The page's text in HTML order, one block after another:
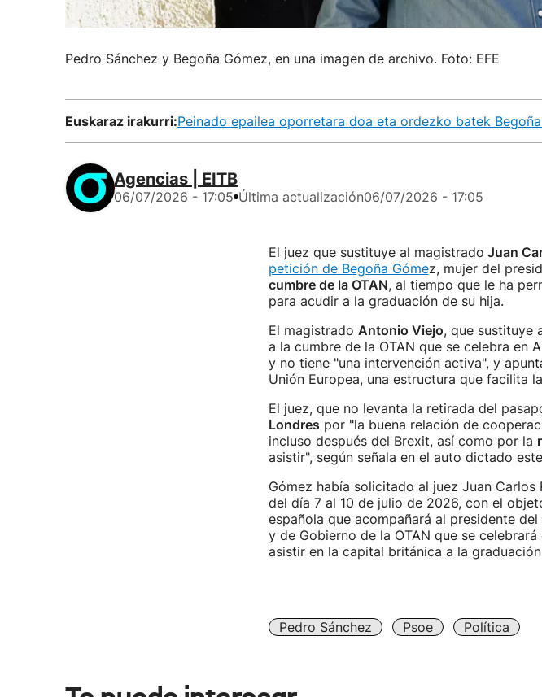
Pedro Sánchez y Begoña Gómez, en una imagen de archivo. Foto: EFE
Euskaraz irakurri:Peinado epailea oporretara doa eta ordezko batek
Agencias | EITB
06/07/2026 - 17:05 Última actualización06/07/2026 - 17:05
El juez que sustituye al magistrado Juan
petición de Begoña Gómez, mujer del
cumbre de la OTAN, al tiempo que le ha
para acudir a la graduación de su hija.
El magistrado Antonio Viejo, que sustituye
a la cumbre de la OTAN que se celebra en
y no tiene "una intervención activa", y
Unión Europea, una estructura que facilita la
El juez, que no levanta la retirada del
Londres por "la buena relación de
incluso después del Brexit, así como por la
asistir", según señala en el auto dictado
Gómez había solicitado al juez Juan
del día 7 al 10 de julio de 2026, con el
española que acompañará al presidente
y de Gobierno de la OTAN que se
asistir en la capital británica a la
Pedro Sánchez Psoe Política